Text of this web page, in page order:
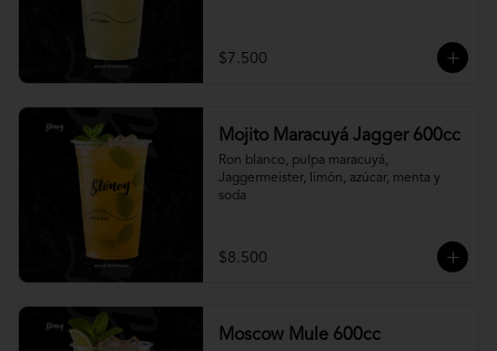
$7.500
Mojito Maracuyá Jagger 600cc
Ron blanco, pulpa maracuyá,
Jaggermeister, limón, azúcar, menta y
soda
$8.500
Moscow Mule 600cc